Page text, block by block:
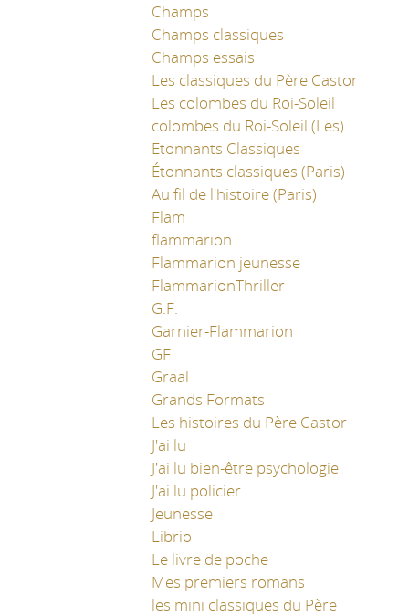
Champs
Champs classiques
Champs essais
Les classiques du Père Castor
Les colombes du Roi-Soleil
colombes du Roi-Soleil (Les)
Etonnants Classiques
Étonnants classiques (Paris)
Au fil de l'histoire (Paris)
Flam
flammarion
Flammarion jeunesse
FlammarionThriller
G.F.
Garnier-Flammarion
GF
Graal
Grands Formats
Les histoires du Père Castor
J'ai lu
J'ai lu bien-être psychologie
J'ai lu policier
Jeunesse
Librio
Le livre de poche
Mes premiers romans
les mini classiques du Père